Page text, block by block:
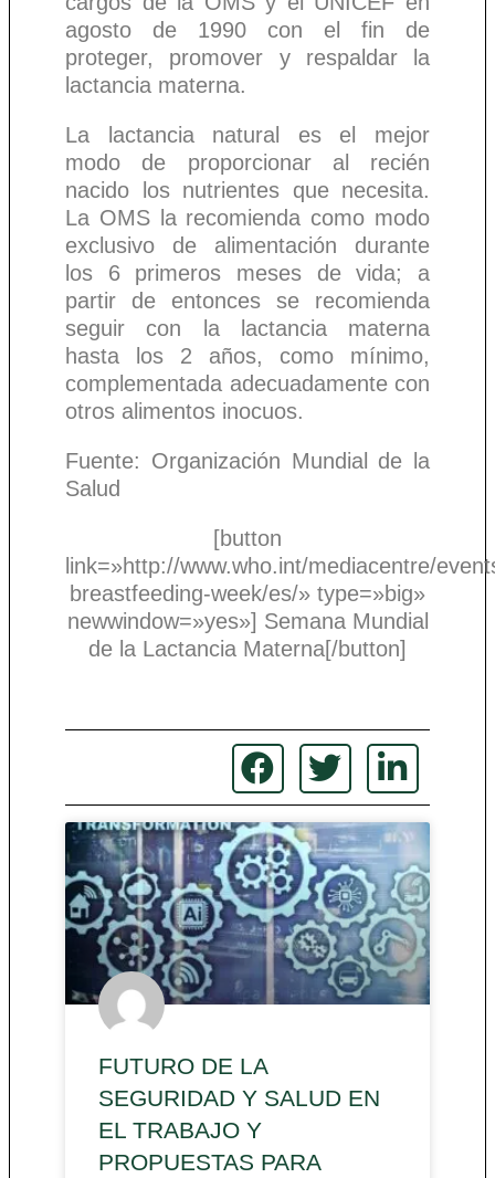
agosto de 1990 con el fin de
proteger, promover y respaldar la
lactancia materna.
La lactancia natural es el mejor
modo de proporcionar al recién
nacido los nutrientes que necesita.
La OMS la recomienda como modo
exclusivo de alimentación durante
los 6 primeros meses de vida; a
partir de entonces se recomienda
seguir con la lactancia materna
hasta los 2 años, como mínimo,
complementada adecuadamente con
otros alimentos inocuos.
Fuente: Organización Mundial de la
Salud
[button
link=»http://www.who.int/mediacentre/
breastfeeding-week/es/» type=»big»
newwindow=»yes»] Semana Mundial
de la Lactancia Materna[/button]
FUTURO DE LA
SEGURIDAD Y SALUD EN
EL TRABAJO Y
PROPUESTAS PARA